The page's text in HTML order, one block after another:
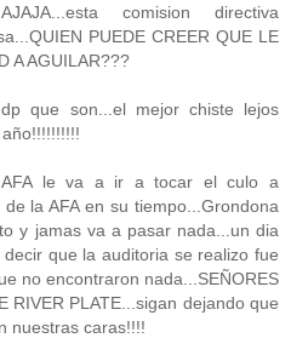
comision directiva
PUEDE CREER QUE LE
A AGUILAR???
que son...el mejor chiste lejos
AFA le va a ir a tocar el culo a
la AFA en su tiempo...Grondona
y jamas va a pasar nada...un dia
que la auditoria se realizo fue
no encontraron nada...SEÑORES
RIVER PLATE...sigan dejando que
nuestras caras!!!!